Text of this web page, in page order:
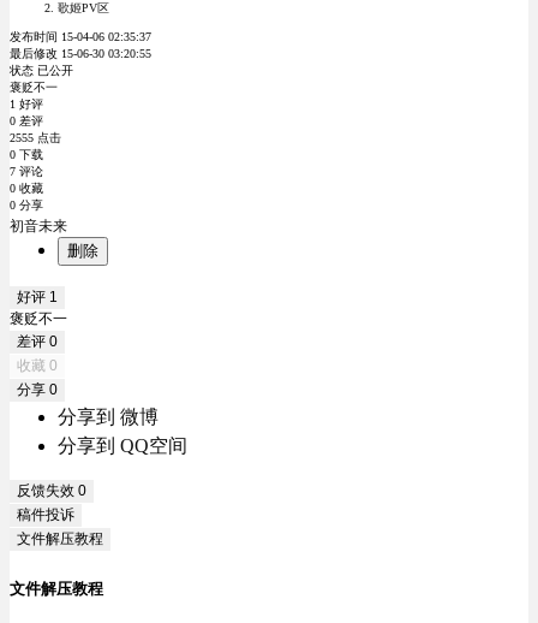
歌姬PV区
发布时间 15-04-06 02:35:37
最后修改 15-06-30 03:20:55
状态 已公开
褒贬不一
1 好评
0 差评
2555 点击
0 下载
7 评论
0 收藏
0 分享
初音未来
删除
好评 1
褒贬不一
差评 0
收藏 0
分享 0
分享到 微博
分享到 QQ空间
反馈失效 0
稿件投诉
文件解压教程
文件解压教程